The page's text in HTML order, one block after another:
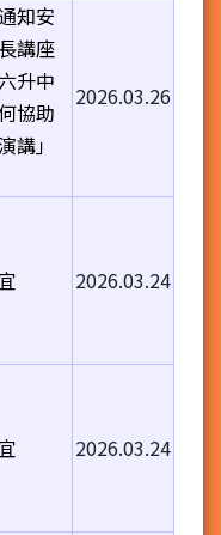
知安
講座
升中
協助
講」
2026.03.26
2026.03.24
2026.03.24